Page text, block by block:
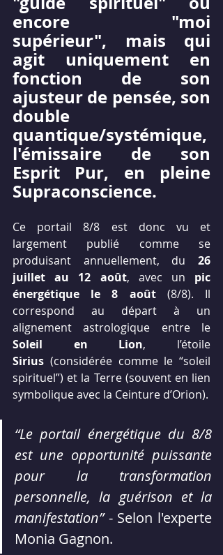
encore "moi
supérieur", mais qui
agit uniquement en
fonction de son
ajusteur de pensée, son
double
quantique/systémique,
l'émissaire de son
Esprit Pur, en pleine
Supraconscience.
Ce portail 8/8 est donc vu et
largement publié comme se
produisant annuellement, du 26
juillet au 12 août, avec un pic
énergétique le 8 août (8/8). Il
correspond au départ à un
Soleil en Lion
Sirius (considérée comme le “soleil
spirituel”) et la Terre (souvent en lien
symbolique avec la Ceinture d’Orion).
“Le portail énergétique du 8/8
est une opportunité puissante
pour la transformation
personnelle, la guérison et la
manifestation” - Selon l'experte
Monia Gagnon.